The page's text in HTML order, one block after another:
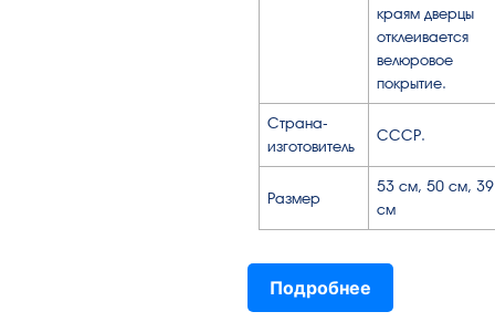
краям дверцы
отклеивается
велюровое
покрытие.
Страна-
изготовитель
СССР.
Размер
53 см, 50 см, 39
см
Подробнее